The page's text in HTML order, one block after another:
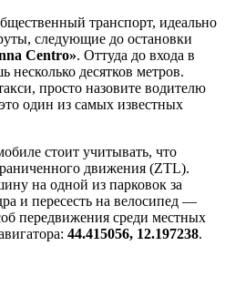
транспорт, идеально
следующие до остановки
Centro». Оттуда до входа в
несколько десятков метров.
просто назовите водителю
один из самых известных
стоит учитывать, что
движения (ZTL).
на одной из парковок за
и пересесть на велосипед —
передвижения среди местных
44.415056, 12.197238.